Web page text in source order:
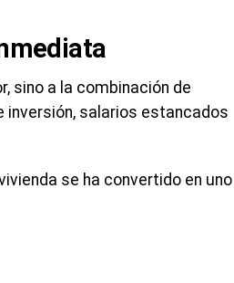
sino a la combinación de
salarios estancados
se ha convertido en uno